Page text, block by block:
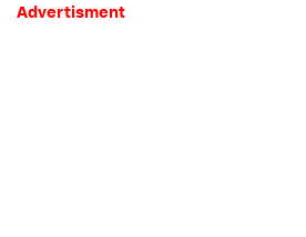
Advertisment